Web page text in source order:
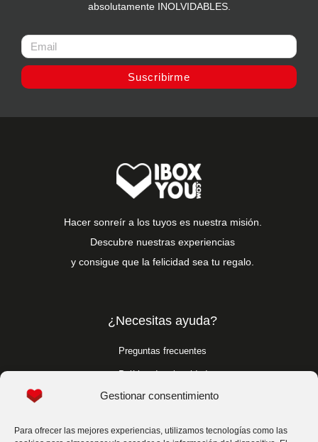
Gestionar consentimiento
Para ofrecer las mejores experiencias, utilizamos tecnologías como las
absolutamente INOLVIDABLES.
Suscribirme
Hacer sonreír a los tuyos es nuestra misión.
Descubre nuestras experiencias
y consigue que la felicidad sea tu regalo.
¿Necesitas ayuda?
Preguntas frecuentes
Política de privacidad
Política de cookies